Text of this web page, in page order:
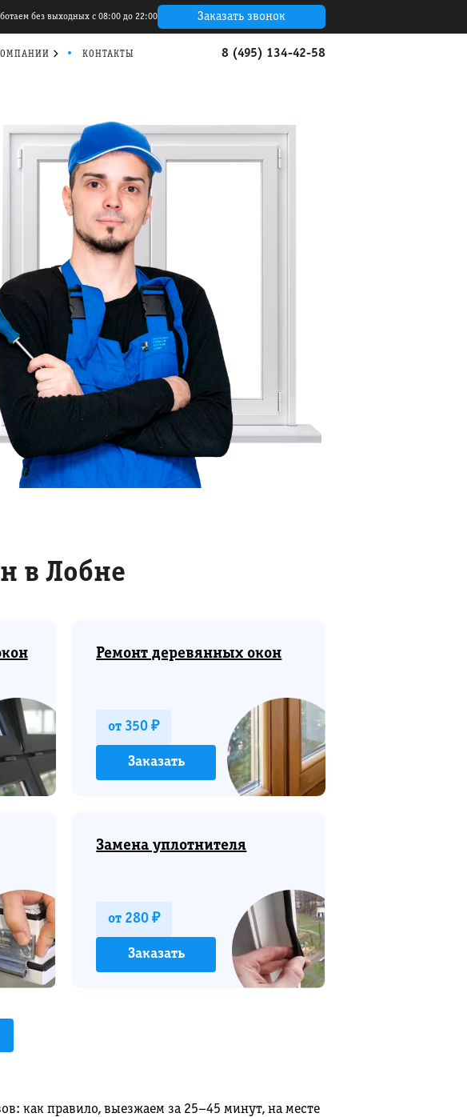
без выходных с 08:00 до 22:00 Заказать звонок
КОНТАКТЫ 8 (495) 134-42-58
в Лобне
Ремонт деревянных окон
от 350 ₽
Заказать
Замена уплотнителя
от 280 ₽
Заказать
как правило, выезжаем за 25–45 минут, на месте